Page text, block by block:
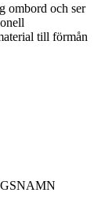
ombord och ser
till förmån